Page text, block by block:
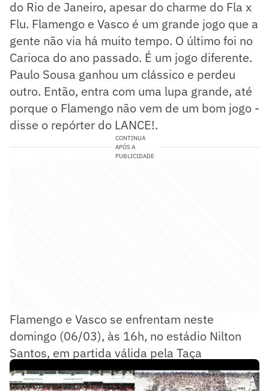
do Rio de Janeiro, apesar do charme do Fla x
Flu. Flamengo e Vasco é um grande jogo que a
gente não via há muito tempo. O último foi no
Carioca do ano passado. É um jogo diferente.
Paulo Sousa ganhou um clássico e perdeu
outro. Então, entra com uma lupa grande, até
porque o Flamengo não vem de um bom jogo -
disse o repórter do LANCE!.
CONTINUA
APÓS A
PUBLICIDADE
Flamengo e Vasco se enfrentam neste
domingo (06/03), às 16h, no estádio Nilton
Santos, em partida válida pela Taça
Guanabara.